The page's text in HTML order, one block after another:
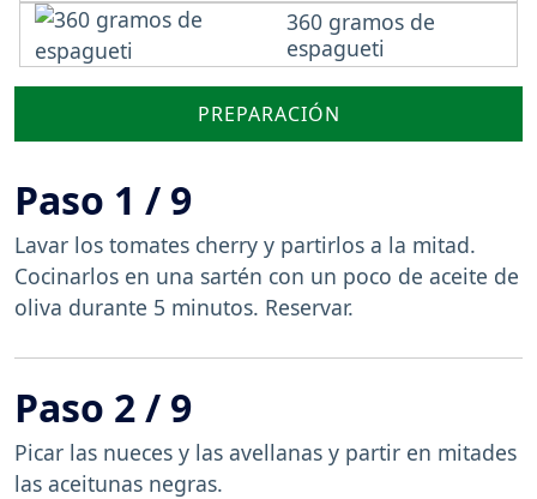
360 gramos de
espagueti
PREPARACIÓN
Paso 1 / 9
Lavar los tomates cherry y partirlos a la mitad.
Cocinarlos en una sartén con un poco de aceite de
oliva durante 5 minutos. Reservar.
Paso 2 / 9
Picar las nueces y las avellanas y partir en mitades
las aceitunas negras.